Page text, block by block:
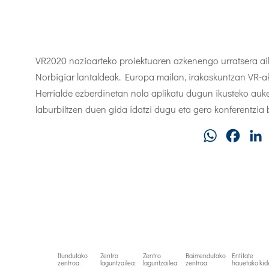
VR2020 nazioarteko proiektuaren azkenengo
Norbigiar lantaldeak. Europa mailan, irakaskuntzan
Herrialde ezberdinetan nola aplikatu dugun ikusteko
laburbiltzen duen gida idatzi dugu eta gero konferentzia
WhatsApp
Itundutako
zentroa:
Zentro
laguntzailea:
Zentro
laguntzailea:
Baimendutako
zentroa:
Entitate
hauetako